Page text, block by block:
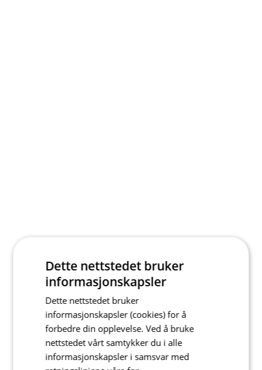
Dette nettstedet bruker
informasjonskapsler
Dette nettstedet bruker
informasjonskapsler (cookies) for å
forbedre din opplevelse. Ved å bruke
nettstedet vårt samtykker du i alle
informasjonskapsler i samsvar med